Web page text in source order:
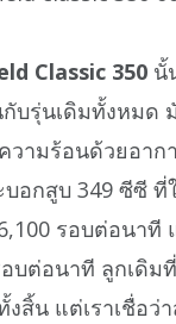
Classic 350 นั้
บรุ่นเดิมทั้งหมด
วามร้อนด้วยอาก
อกสูบ 349 ซีซี ที่
รอบต่อนาที
บต่อนาที ลูกเดิม
งสิ้น แต่เราเชื่อว่